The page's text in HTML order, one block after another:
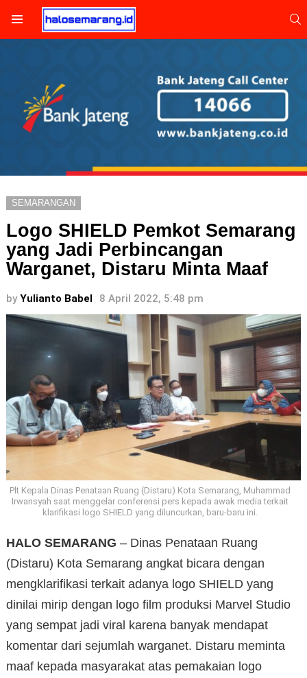
SEMARANGAN
Logo SHIELD Pemkot Semarang
yang Jadi Perbincangan
Warganet, Distaru Minta Maaf
by Yulianto Babel 8 April 2022, 5:48 pm
Plt Kepala Dinas Penataan Ruang (Distaru) Kota Semarang, Muhammad
Irwansyah saat menggelar conferensi pers kepada awak media terkait
klarifikasi logo SHIELD yang diluncurkan, baru-baru ini.
HALO SEMARANG – Dinas Penataan Ruang
(Distaru) Kota Semarang angkat bicara dengan
mengklarifikasi terkait adanya logo SHIELD yang
dinilai mirip dengan logo film produksi Marvel Studio
yang sempat jadi viral karena banyak mendapat
komentar dari sejumlah warganet. Distaru meminta
maaf kepada masyarakat atas pemakaian logo